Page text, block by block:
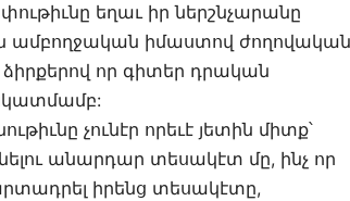
եղաւ իր ներշնչարանը
ամբողջական իմաստով ժողովական
ձիրքերով որ գիտեր դրական
նկատմամբ:
չունէր որեւէ յետին միտք՝
անարդար տեսակէտ մը, ինչ որ
իրենց տեսակէտը,